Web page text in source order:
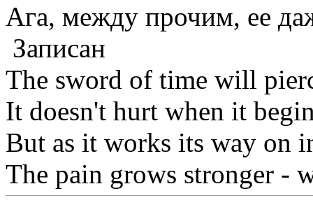
Ага, между прочим, ее
Записан
The sword of time will
It doesn't hurt when it
But as it works its way on
The pain grows stronger -